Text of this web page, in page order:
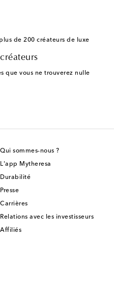
de 200 créateurs de luxe
que vous ne trouverez nulle
Qui sommes-nous ?
L'app Mytheresa
Durabilité
Presse
Carrières
Relations avec les investisseurs
Affiliés